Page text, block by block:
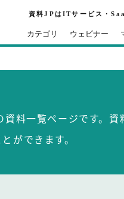
資料JPはITサービス・
カテゴリ ウェビナー
資料一覧ページです。
ができます。